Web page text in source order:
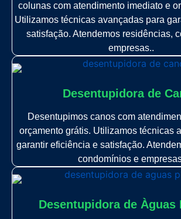
colunas com atendimento imediato e
Utilizamos técnicas avançadas para
satisfação. Atendemos residências,
empresas..
Desentupidora de
Desentupimos canos com
orçamento grátis. Utilizamos técnicas
garantir eficiência e satisfação.
condomínios e
Desentupidora de Àguas